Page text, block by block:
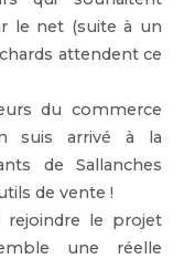
le net (suite à un
attendent ce
du commerce
suis arrivé à la
de Sallanches
de vente !
rejoindre le projet
une réelle